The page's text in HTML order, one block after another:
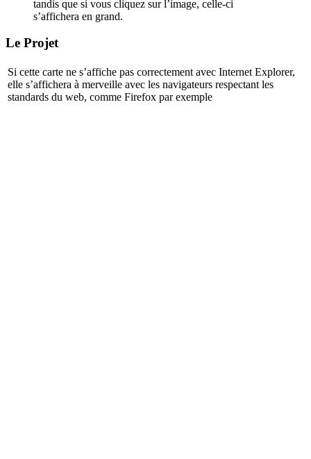
tandis que si vous cliquez sur l’image, celle-ci
s’affichera en grand.
Le Projet
Si cette carte ne s’affiche pas correctement avec Internet Explorer,
elle s’affichera à merveille avec les navigateurs respectant les
standards du web, comme Firefox par exemple